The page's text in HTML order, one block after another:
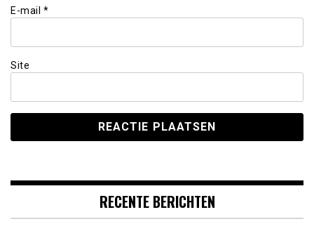
E-mail *
Site
RECENTE BERICHTEN